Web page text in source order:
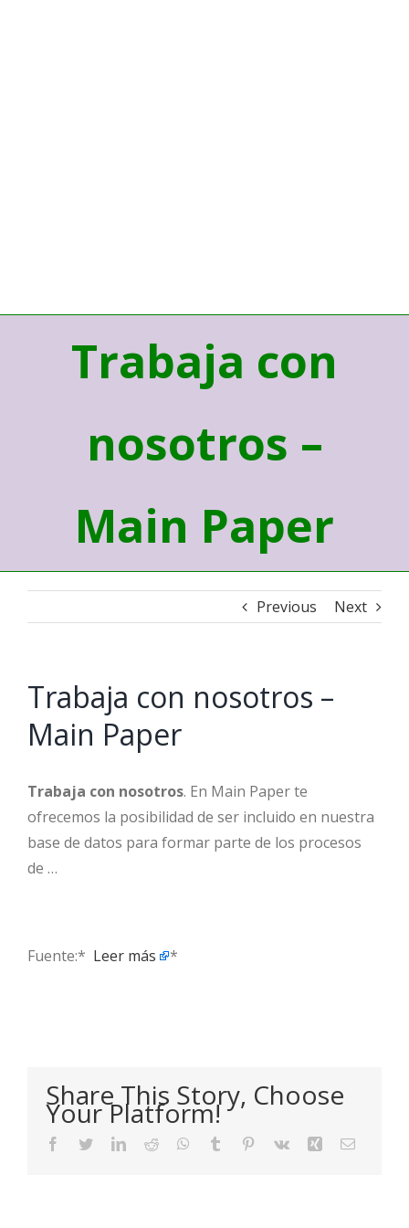
Trabaja con
nosotros –
Main Paper
Previous Next
Trabaja con nosotros –
Main Paper
Trabaja con nosotros. En Main Paper te
ofrecemos la posibilidad de ser incluido en nuestra
base de datos para formar parte de los procesos
de …
Fuente:* ​ Leer más *
Share This Story, Choose
Your Platform!
Facebook
TwitterLinkedIn
Reddit WhatsApp
Tumblr Pinterest
Vk Xing Email